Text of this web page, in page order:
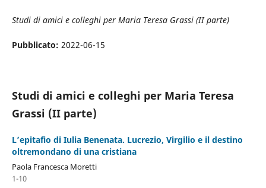
Studi di amici e colleghi per Maria Teresa Grassi (II parte)
Pubblicato: 2022-06-15
Studi di amici e colleghi per Maria Teresa
Grassi (II parte)
L’epitafio di Iulia Benenata. Lucrezio, Virgilio e il destino
oltremondano di una cristiana
Paola Francesca Moretti
1-10